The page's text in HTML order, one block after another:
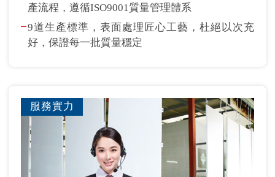
產流程，遵循ISO9001質量管理體系
9道生產標準，表面處理匠心工藝，杜絕以次充
好，保證每一批質量穩定
服務實力